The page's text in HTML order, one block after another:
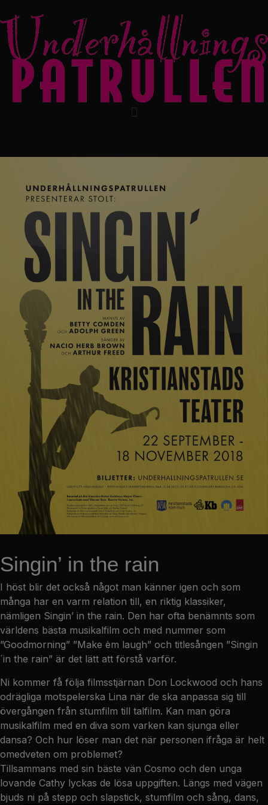
Singin’ in the rain
I höst blir det också något man känner igen och som
många har en varm relation till, en riktig klassiker,
nämligen Singin’ in the rain. Den har ofta benämnts som
världens bästa musikalfilm och med nummer som
”Goodmorning” ”Make èm laugh” och titlesången ”Singin
´in the rain” är det lätt att förstå varför.
Ni kommer få följa filmsstjärnan Don Lockwood och hans
odrägliga motspelerska Lina när de ska anpassa sig till
övergången från stumfilm till talfilm. Kan man göra
musikalfilm med en diva som varken kan sjunga eller
dansa? Och hur löser man det när personen ifråga är helt
omedveten om problemet?
Tillsammans med sin bäste vän Cosmo och den unga
lovande Cathy lyckas de lösa uppgiften. Längs med vägen
bjuds ni på stepp och slapstick, stumfilm och sång, dans,